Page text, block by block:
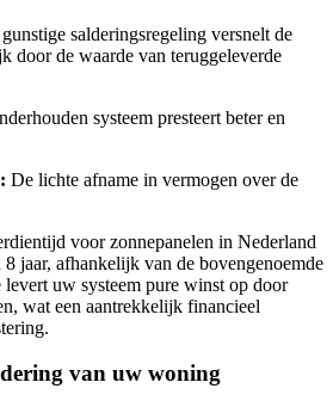
salderingsregeling versnelt de
door de waarde van teruggeleverde
systeem presteert beter en
De lichte afname in vermogen over de
voor zonnepanelen in Nederland
8 jaar, afhankelijk van de bovengenoemde
uw systeem pure winst op door
wat een aantrekkelijk financieel
van uw woning